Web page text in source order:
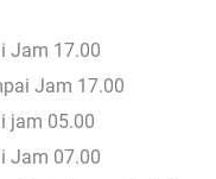
Jam 17.00
Jam 17.00
jam 05.00
Jam 07.00